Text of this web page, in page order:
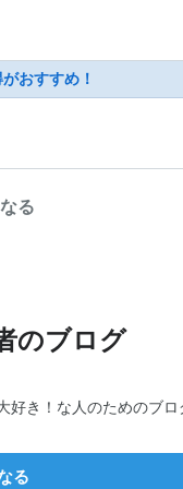
おすすめ！
る
のブログ
好き！な人のためのブロ
る